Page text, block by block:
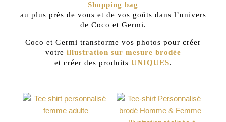
Shopping bag
au plus près de vous et de vos goûts dans l’univers
de Coco et Germi.
Coco et Germi transforme vos photos pour créer
votre illustration sur mesure brodée
et créer des produits UNIQUES.